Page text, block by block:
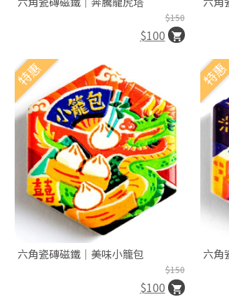
$150
$100
特惠
六角瓷磚磁鐵｜美味小籠包
$150
$100
特惠
六角